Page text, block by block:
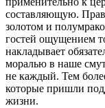
составляющую.
золотом и
гостей ощущением
накладывает
моралью в наше
не каждый. Тем
которые пришли
жизни.